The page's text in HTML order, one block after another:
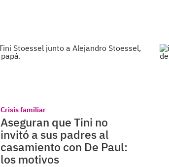
Crisis familiar
Aseguran que Tini no
invitó a sus padres al
casamiento con De Paul:
los motivos